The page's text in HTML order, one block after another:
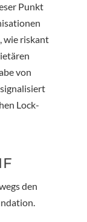
Punkt
wie riskant
von
Lock-
den